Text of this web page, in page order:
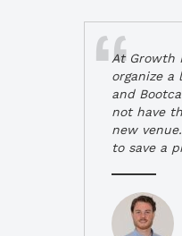
At Growth
organize a
and
not have
new
to save a